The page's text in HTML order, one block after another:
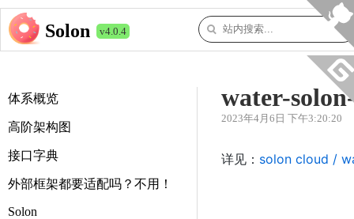
Solon v4.0.4
体系概览
高阶架构图
接口字典
外部框架都要适配吗？不用！
Solon
water-
2023年4月6日 下午3:20:20
详见： solon cloud /